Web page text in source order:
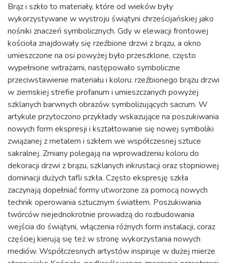
Brąz i szkło to materiały, które od wieków były
wykorzystywane w wystroju świątyni chrześcijańskiej jako
nośniki znaczeń symbolicznych. Gdy w elewacji frontowej
kościoła znajdowały się rzeźbione drzwi z brązu, a okno
umieszczone na osi powyżej było przeszklone, często
wypełnione witrażami, następowało symboliczne
przeciwstawienie materiału i koloru: rzeźbionego brązu drzwi
w ziemskiej strefie profanum i umieszczanych powyżej
szklanych barwnych obrazów symbolizujących sacrum. W
artykule przytoczono przykłady wskazujące na poszukiwania
nowych form ekspresji i kształtowanie się nowej symboliki
związanej z metalem i szkłem we współczesnej sztuce
sakralnej. Zmiany polegają na wprowadzeniu koloru do
dekoracji drzwi z brązu, szklanych inkrustacji oraz stopniowej
dominacji dużych tafli szkła. Często ekspresję szkła
zaczynają dopełniać formy utworzone za pomocą nowych
technik operowania sztucznym światłem. Poszukiwania
twórców niejednokrotnie prowadzą do rozbudowania
wejścia do świątyni, włączenia różnych form instalacji, coraz
częściej kierują się też w stronę wykorzystania nowych
mediów. Współczesnych artystów inspiruje w dużej mierze